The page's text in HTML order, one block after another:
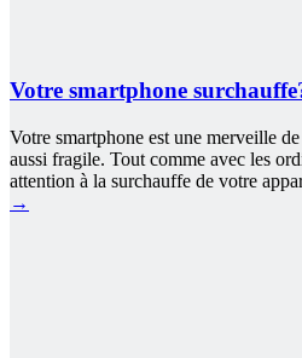
Votre smartphone
Votre smartphone est une merveille
aussi fragile. Tout comme avec les
attention à la surchauffe de votre
→